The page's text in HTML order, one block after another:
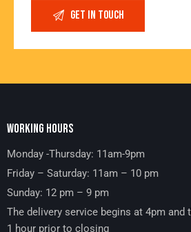
WORKING HOURS
Monday -Thursday: 11am-9pm
Friday – Saturday: 11am – 10 pm
Sunday: 12 pm – 9 pm
The delivery service begins at 4pm
1 hour prior to closing